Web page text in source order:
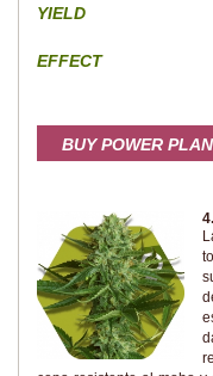
YIELD
EFFECT
BUY POWER